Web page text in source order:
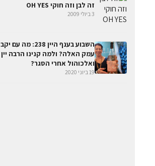
זה לבן וזה חוקי OH YES
3 ביולי 2009
השבוע בענף היין 238: מה עם יקב
עמק האלה? ולמה קנינו הרבה יין
ואלכוהול אחרי הסגר?
19 ביוני 2020